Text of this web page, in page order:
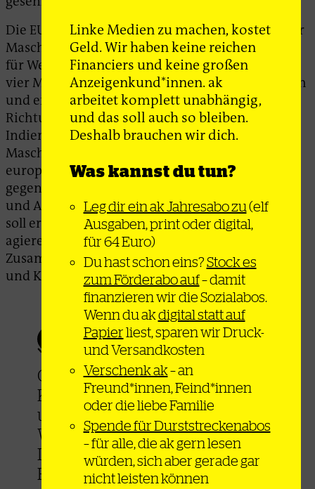
Die EU verspricht sich von den Zollsenkungen für
Maschinen, Chemikalien, oder Autos, aber auch
für Wein oder Süßigkeiten zu profitieren. Circa
vier Milliarden Euro Kosteneinsparungen jährlich
und eine Verdopplung des Warenhandels
Richtung Indien bis 2032 werden prognostiziert.
Indien wiederum könnte künftig deutlich mehr
Maschinen, Kleidung oder Generika auf den
europäischen Markt liefern. Aber auch der
gegenseitige Zugang zum Dienstleistungssektor
und Arbeitsmarkt (Stichwort Fachkräftemangel)
soll erleichtert sowie eine (unverbindlich
agierende) Plattform für den Dialog und die
Zusammenarbeit in handelsbezogenen Umwelt-
und Klimafragen ins Leben gerufen werden.
Circa vier Milliarden Euro
Kosteneinsparungen jährlich
und eine Verdopplung des
Warenhandels Richtung
Indien bis 2032 erhofft sich die
EU.
Linke Medien zu machen, kostet
Geld. Wir haben keine reichen
Financiers und keine großen
Anzeigenkund*innen. ak
arbeitet komplett unabhängig,
und das soll auch so bleiben.
Deshalb brauchen wir dich.
Was kannst du tun?
Leg dir ein ak Jahresabo zu(elf
Ausgaben, print oder digital,
für 64 Euro)
Du hast schon eins?Stock es
zum Förderabo auf– damit
finanzieren wir die Sozialabos.
Wenn du akdigital statt auf
Papierliest, sparen wir Druck-
und Versandkosten
Verschenk ak– an
Freund*innen, Feind*innen
oder die liebe Familie
Spende für Durststreckenabos
– für alle, die ak gern lesen
würden, sich aber gerade gar
nicht leisten können